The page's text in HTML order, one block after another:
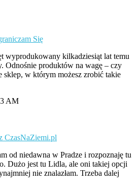
Się
wyprodukowany kilkadziesiąt lat temu
Odnośnie produktów na wagę – czy
sklep, w którym możesz zrobić takie
AM
CzasNaZiemi.pl
od niedawna w Pradze i rozpoznaję tu
Dużo jest tu Lidla, ale oni takiej opcji
nie znalazłam. Trzeba dalej